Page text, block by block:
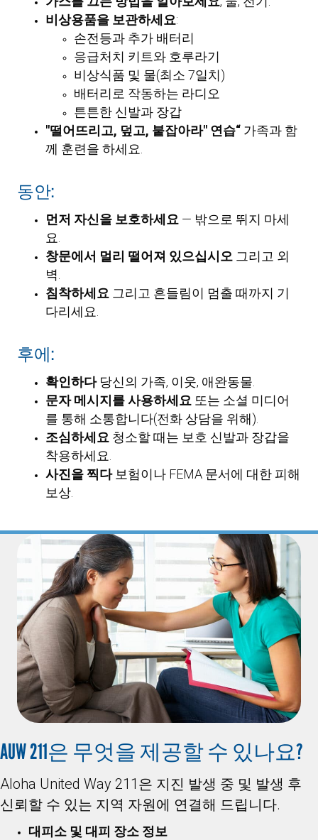
비상용품을 보관하세요:
손전등과 추가 배터리
응급처치 키트와 호루라기
비상식품 및 물(최소 7일치)
배터리로 작동하는 라디오
튼튼한 신발과 장갑
"떨어뜨리고, 덮고, 붙잡아라" 연습“ 가족과 함
께 훈련을 하세요.
동안:
먼저 자신을 보호하세요 — 밖으로 뛰지 마세
요.
창문에서 멀리 떨어져 있으십시오 그리고 외
벽.
침착하세요 그리고 흔들림이 멈출 때까지 기
다리세요.
후에:
확인하다당신의 가족, 이웃, 애완동물.
문자 메시지를 사용하세요 또는 소셜 미디어
를 통해 소통합니다(전화 상담을 위해).
조심하세요 청소할 때는 보호 신발과 장갑을
착용하세요.
사진을 찍다보험이나 FEMA 문서에 대한 피해
보상.
AUW 211은 무엇을 제공할 수 있나요?
Aloha United Way 211은 지진 발생 중 및 발생 후
신뢰할 수 있는 지역 자원에 연결해 드립니다.
대피소 및 대피 장소 정보